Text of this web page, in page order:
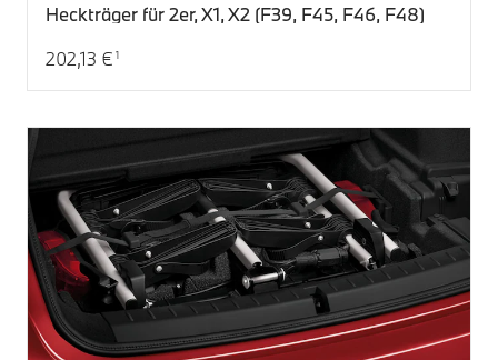
Heckträger für 2er, X1, X2 (F39, F45, F46, F48)
Aktueller Preis: 202,13 €
202,13 € 1